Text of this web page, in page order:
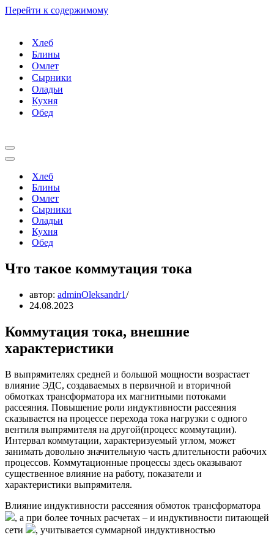
Перейти к содержимому
Хлеб
Блины
Омлет
Сырники
Оладьи
Кухня
Обед
Меню
навигации
Меню
навигацииХлеб
Блины
Омлет
Сырники
Оладьи
Кухня
Обед
Что такое коммутация тока
автор: adminOleksandr1
24.08.2023
Коммутация тока, внешние
характеристики
В выпрямителях средней и большой мощности возрастает
влияние ЭДС, создаваемых в первичной и вторичной
обмотках трансформатора их магнитными потоками
рассеяния. Повышение роли индуктивности рассеяния
сказывается на процессе перехода тока нагрузки с одного
вентиля выпрямителя на другой(процесс коммутации).
Интервал коммутации, характеризуемый углом, может
занимать довольно значительную часть длительности рабочих
процессов. Коммутационные процессы здесь оказывают
существенное влияние на работу, показатели и
характеристики выпрямителя.
Влияние индуктивности рассеяния обмоток трансформатора
, а при более точных расчетах – и индуктивности питающей
сети
, учитывается суммарной индуктивностью